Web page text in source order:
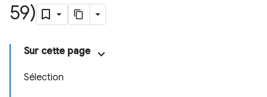
59)
Sur cette page
Sélection